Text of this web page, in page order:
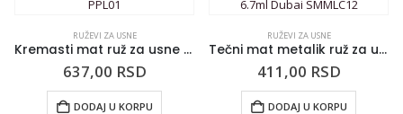
RUŽEVI ZA USNE
Kremasti mat ruž za usne NYX Professional Makeup Powder Puff PPL 12ml Cool Intensions PPL01
637,00 RSD
DODAJ U KORPU
RUŽEVI ZA USNE
Tečni mat metalik ruž za usne NYX Professional Makeup Soft Matte Metallic Lip Cream SMMLC 6.7ml Dubai SMMLC12
411,00 RSD
DODAJ U KORPU